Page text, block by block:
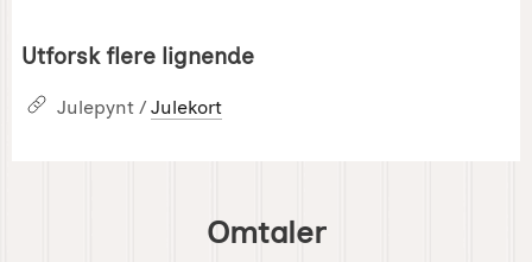
Utforsk flere lignende
Julepynt / Julekort
Omtaler